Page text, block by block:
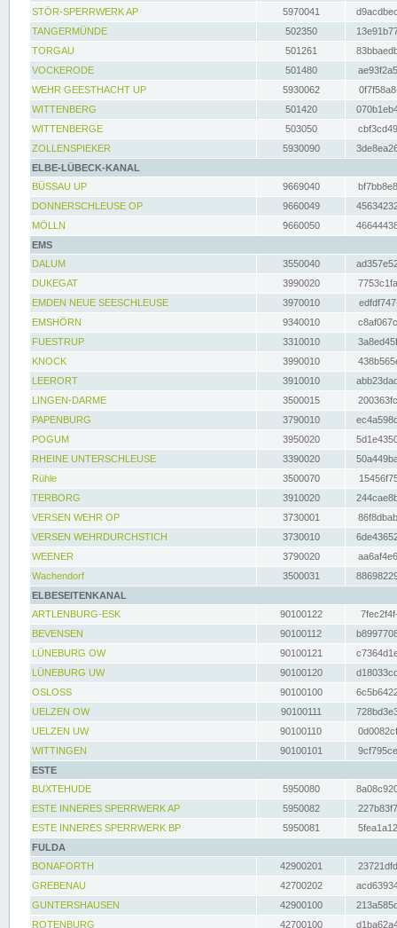
STÖR-SPERRWERK AP 5970041
TANGERMÜNDE
502350
TORGAU
501261
VOCKERODE
501480
WEHR GEESTHACHT UP
5930062
WITTENBERG
501420
WITTENBERGE
503050
ZOLLENSPIEKER
5930090
ELBE-LÜBECK-KANAL
BÜSSAU UP
9669040
DONNERSCHLEUSE OP
9660049
MÖLLN
9660050
EMS
DALUM
3550040
DUKEGAT
3990020
EMDEN NEUE SEESCHLEUSE
3970010
EMSHÖRN
9340010
FUESTRUP
3310010
KNOCK
3990010
LEERORT
3910010
LINGEN-DARME
3500015
PAPENBURG
3790010
POGUM
3950020
RHEINE UNTERSCHLEUSE
3390020
Rühle
3500070
TERBORG
3910020
VERSEN WEHR OP
3730001
VERSEN WEHRDURCHSTICH
3730010
WEENER
3790020
Wachendorf
3500031
ELBESEITENKANAL
ARTLENBURG-ESK
90100122
BEVENSEN
90100112
LÜNEBURG OW
90100121
LÜNEBURG UW
90100120
OSLOSS
90100100
UELZEN OW
90100111
UELZEN UW
90100110
WITTINGEN
90100101
ESTE
BUXTEHUDE
5950080
ESTE INNERES SPERRWERK AP
5950082
ESTE INNERES SPERRWERK BP
5950081
FULDA
BONAFORTH
42900201
GREBENAU
42700202
GUNTERSHAUSEN
42900100
ROTENBURG
42700100